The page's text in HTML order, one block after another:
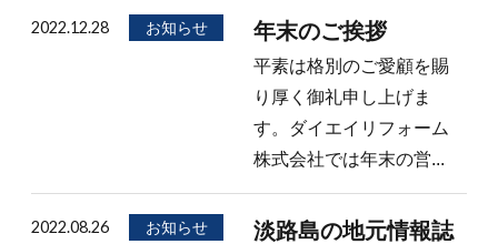
2022.12.28 お知らせ 年末のご挨拶
平素は格別のご愛顧を賜
り厚く御礼申し上げま
す。ダイエイリフォーム
株式会社では年末の営...
2022.08.26 お知らせ
淡路島の地元情報誌